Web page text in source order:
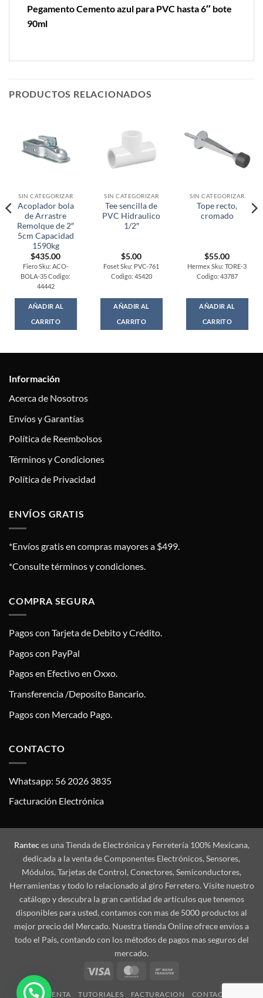
Pegamento Cemento azul para PVC hasta 6″ bote
90ml
PRODUCTOS RELACIONADOS
SIN CATEGORIZAR
Acoplador bola
de Arrastre
Remolque de 2″
5cm Capacidad
1590kg
$435.00
Fiero Sku: ACO-
BOLA-35 Codigo:
44442
AÑADIR AL
CARRITO
SIN CATEGORIZAR
Tee sencilla de
PVC Hidraulico
1/2″
$5.00
Foset Sku: PVC-761
Codigo: 45420
AÑADIR AL
CARRITO
SIN CATEGORIZAR
Tope recto,
cromado
$55.00
Hermex Sku: TORE-3
Codigo: 43787
AÑADIR AL
CARRITO
Información
Acerca de Nosotros
Envíos y Garantías
Política de Reembolsos
Términos y Condiciones
Política de Privacidad
ENVÍOS GRATIS
*Envíos gratis en compras mayores a $499.
*Consulte términos y condiciones.
COMPRA SEGURA
Pagos con Tarjeta de Debito y Crédito.
Pagos con PayPal
Pagos en Efectivo en Oxxo.
Transferencia /Deposito Bancario.
Pagos con Mercado Pago.
CONTACTO
Whatsapp: 56 2026 3835
Facturación Electrónica
Ranteces una Tienda de Electrónica y Ferretería 100% Mexicana,
dedicada a la venta de Componentes Electrónicos, Sensores,
Módulos, Tarjetas de Control, Conectores, Semiconductores,
Herramientas y todo lo relacionado al giro Ferretero. Visite nuestro
catálogo y descubra la gran cantidad de artículos que tenemos
disponibles para usted, contamos con mas de 5000 productos al
mejor precio del Mercado. Nuestra tienda Online ofrece envíos a
todo el País, contando con los métodos de pagos mas seguros del
mercado.
Visa
MasterCard
MI CUENTA TUTORIALES FACTURACION CONTACTO